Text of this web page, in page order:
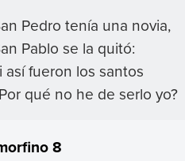
Pedro tenía una novia,
Pablo se la quitó:
así fueron los santos
qué no he de serlo yo?
8